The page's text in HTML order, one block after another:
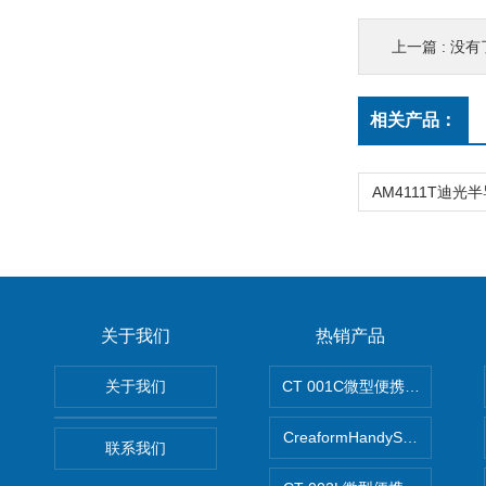
上一篇 : 没有
相关产品：
关于我们
关于我们
联系我们
热销产品
CT 001C微型便携式无损断
CreaformHandySCAN 300手